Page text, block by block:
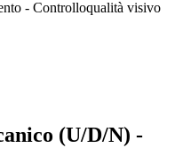
- Controlloqualità visivo
(U/D/N) -